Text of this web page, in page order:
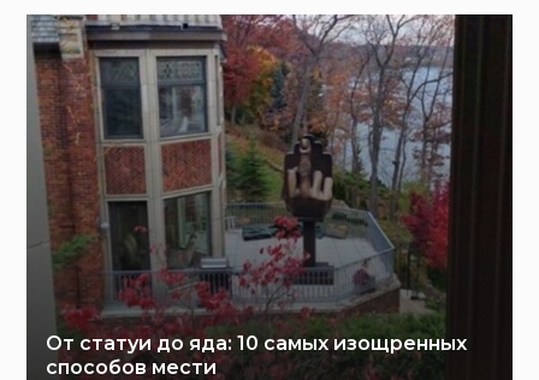
От статуи до яда: 10 самых изощренных
способов мести